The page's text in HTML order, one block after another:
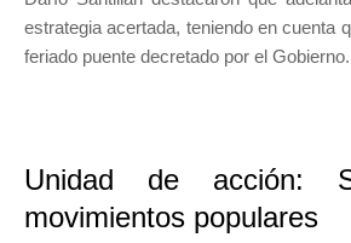
estrategia acertada, teniendo en cuenta
feriado puente decretado por el Gobierno.
Unidad de acción:
movimientos populares